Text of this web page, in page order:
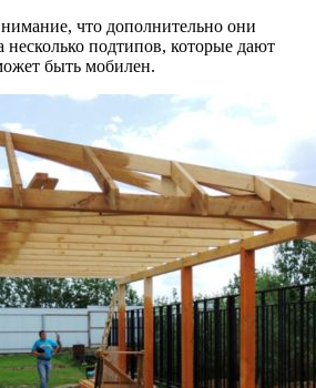
что дополнительно они
несколько подтипов, которые дают
быть мобилен.